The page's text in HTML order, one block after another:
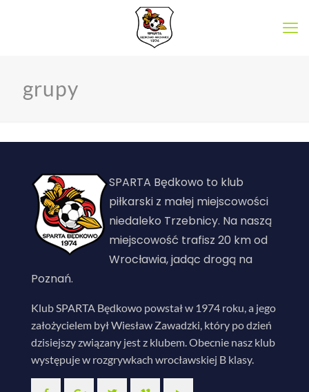
grupy
SPARTA Będkowo to klub
piłkarski z małej miejscowości
niedaleko Trzebnicy. Na naszą
miejscowość trafisz 20 km od
Wrocławia, jadąc drogą na
Poznań.
Klub SPARTA Będkowo powstał w 1974 roku, a jego
założycielem był Wiesław Zawadzki, który po dzień
dzisiejszy związany jest z klubem. Obecnie nasz klub
występuje w rozgrywkach wrocławskiej B klasy.